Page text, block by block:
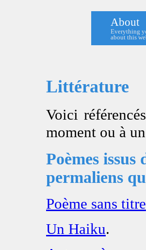
About
Everything
about this
Littérature
Voici
moment ou à
Poèmes
permaliens
Poème sans titre
Un Haiku.